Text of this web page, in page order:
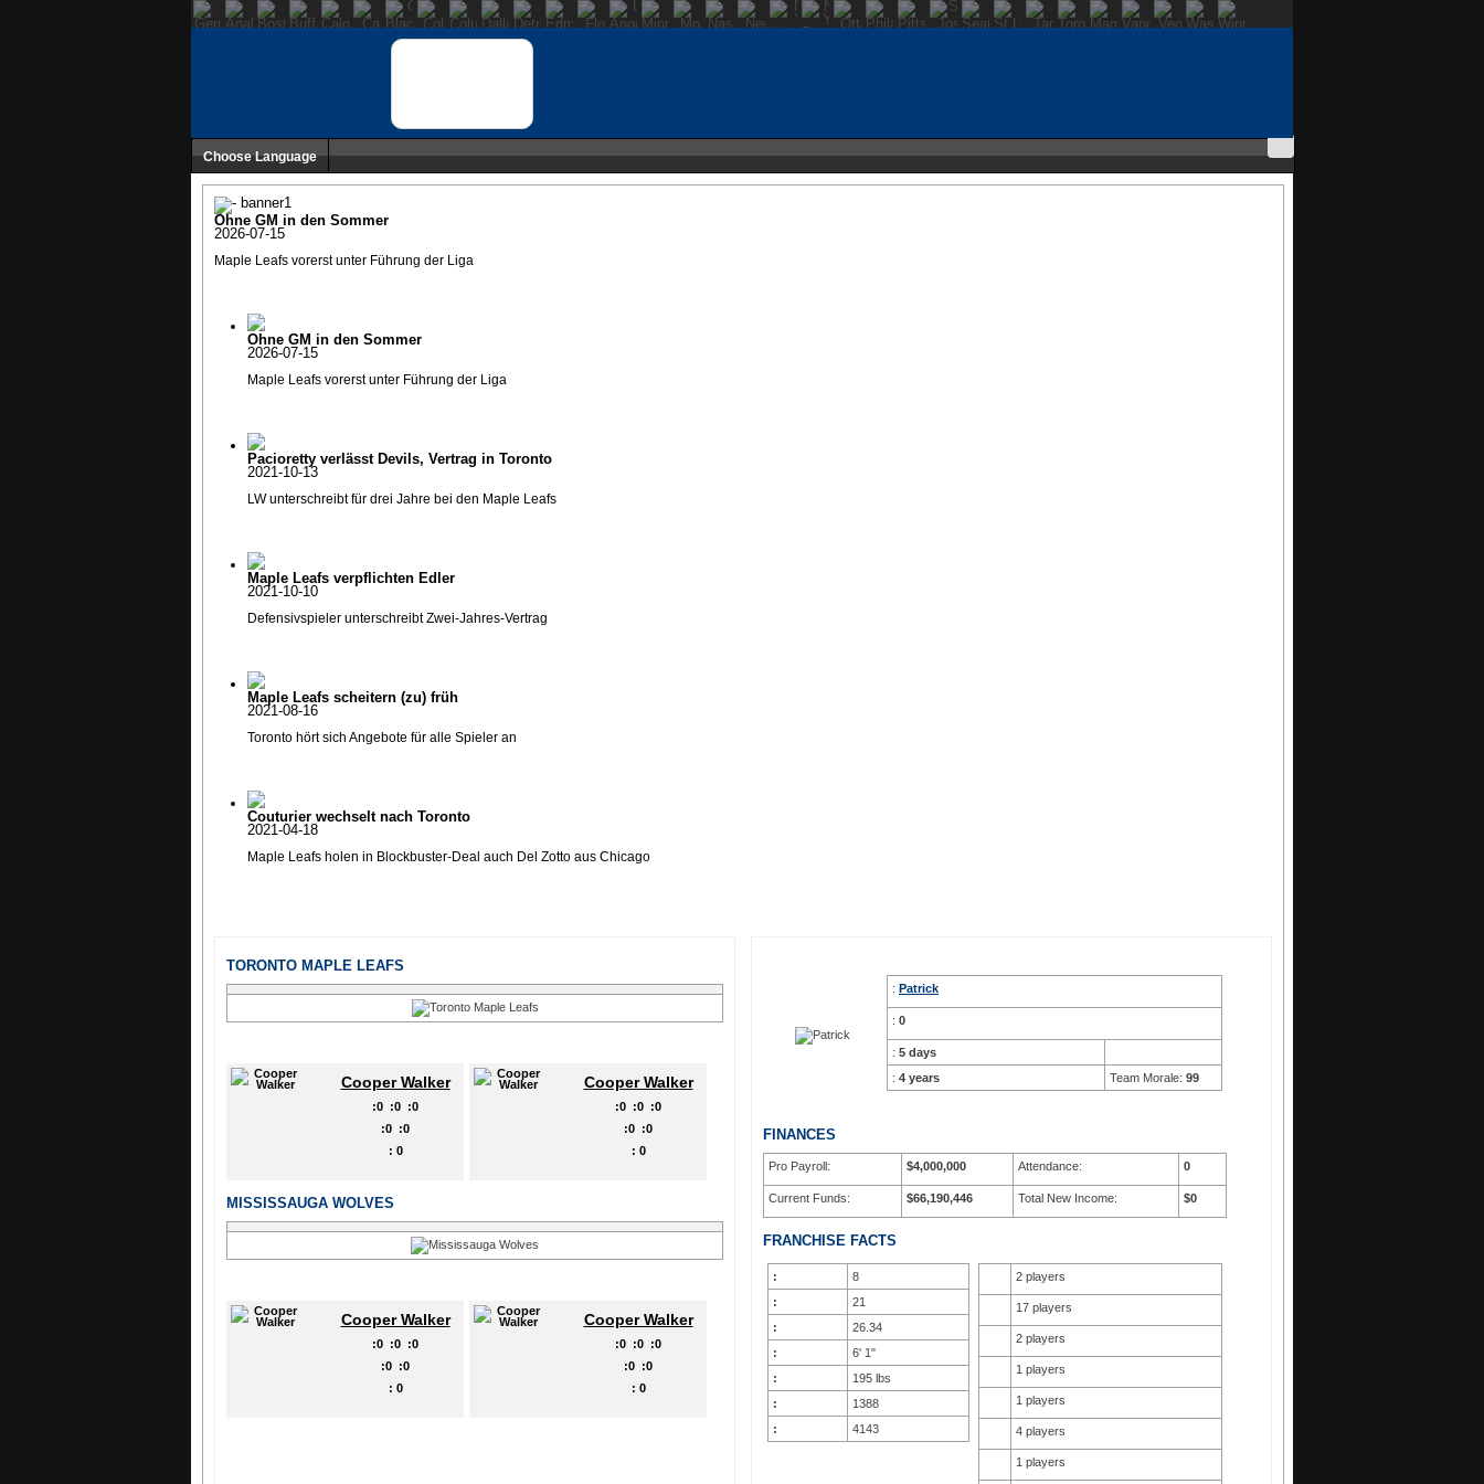
Choose Language
Ohne GM in den Sommer
2026-07-15
Maple Leafs vorerst unter Führung der Liga
Ohne GM in den Sommer
2026-07-15
Maple Leafs vorerst unter Führung der Liga
Pacioretty verlässt Devils, Vertrag in Toronto
2021-10-13
LW unterschreibt für drei Jahre bei den Maple Leafs
Maple Leafs verpflichten Edler
2021-10-10
Defensivspieler unterschreibt Zwei-Jahres-Vertrag
Maple Leafs scheitern (zu) früh
2021-08-16
Toronto hört sich Angebote für alle Spieler an
Couturier wechselt nach Toronto
2021-04-18
Maple Leafs holen in Blockbuster-Deal auch Del Zotto aus Chicago
TORONTO MAPLE LEAFS
Cooper Walker
:0 :0 :0
:0 :0
: 0
Cooper Walker
:0 :0 :0
:0 :0
: 0
MISSISSAUGA WOLVES
Cooper Walker
:0 :0 :0
:0 :0
: 0
Cooper Walker
:0 :0 :0
:0 :0
: 0
: Patrick
: 0
: 5 days
: 4 years Team Morale: 99
FINANCES
Pro Payroll: $4,000,000 Attendance: 0
Current Funds: $66,190,446 Total New Income: $0
FRANCHISE FACTS
:
8
:
21
:
26.34
:
6' 1"
:
195 lbs
:
1388
:
4143
2 players
17 players
2 players
1 players
1 players
4 players
1 players